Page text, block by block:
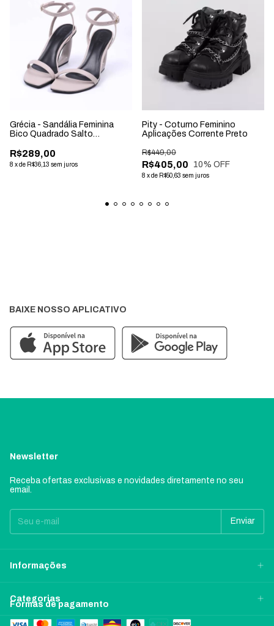
Grécia - Sandália Feminina
Bico Quadrado Salto
R$289,00
8 xde R$36,13 sem juros
Pity - Coturno Feminino
Aplicações Corrente Preto
R$405,00
R$449,00
10% OFF
8 xde R$50,63 sem juros
BAIXE NOSSO APLICATIVO
Newsletter
Receba ofertas exclusivas e novidades diretamente no seu
email.
Informações
Categorias
Formas de pagamento